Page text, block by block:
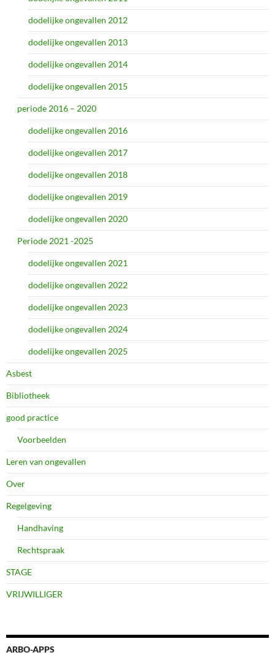
dodelijke ongevallen 2012
dodelijke ongevallen 2013
dodelijke ongevallen 2014
dodelijke ongevallen 2015
periode 2016 – 2020
dodelijke ongevallen 2016
dodelijke ongevallen 2017
dodelijke ongevallen 2018
dodelijke ongevallen 2019
dodelijke ongevallen 2020
Periode 2021 -2025
dodelijke ongevallen 2021
dodelijke ongevallen 2022
dodelijke ongevallen 2023
dodelijke ongevallen 2024
dodelijke ongevallen 2025
Asbest
Bibliotheek
good practice
Voorbeelden
Leren van ongevallen
Over
Regelgeving
Handhaving
Rechtspraak
STAGE
VRIJWILLIGER
ARBO-APPS